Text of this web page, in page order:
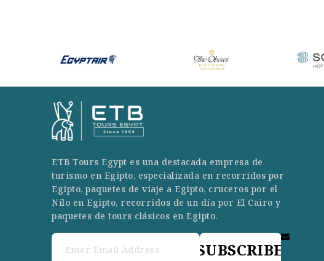
ETB Tours Egypt es una destacada empresa de
turismo en Egipto, especializada en recorridos por
Egipto, paquetes de viaje a Egipto, cruceros por el
Nilo en Egipto, recorridos de un día por El Cairo y
paquetes de tours clásicos en Egipto.
SUBSCRIBE